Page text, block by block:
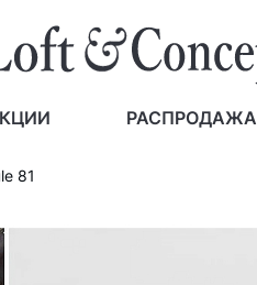
РАСПРОДАЖА
81